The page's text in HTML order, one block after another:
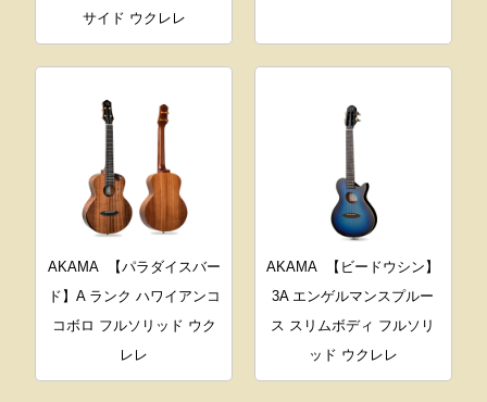
サイド ウクレレ
AKAMA
【パラダイスバー
ド】A ランク ハワイアンコ
コボロ フルソリッド ウク
レレ
AKAMA
【ビードウシン】
3A エンゲルマンスプルー
ス スリムボディ フルソリ
ッド ウクレレ